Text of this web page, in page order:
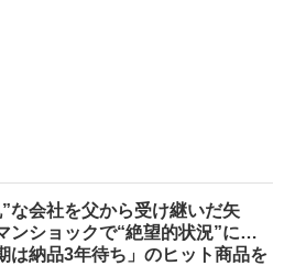
な会社を父から受け継いだ矢
ンショックで“絶望的状況”に…
は納品3年待ち」のヒット商品を